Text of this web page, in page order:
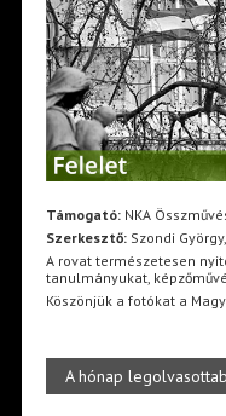
Támogató:NKA
Szerkesztő:Szondi
A rovat természetesen
tanulmányukat,
Köszönjük a fotókat a
A hónap